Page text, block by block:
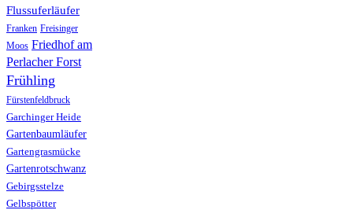
Flussuferläufer
Franken Freisinger
Moos Friedhof am
Perlacher Forst
Frühling
Fürstenfeldbruck
Garchinger Heide
Gartenbaumläufer
Gartengrasmücke
Gartenrotschwanz
Gebirgsstelze
Gelbspötter